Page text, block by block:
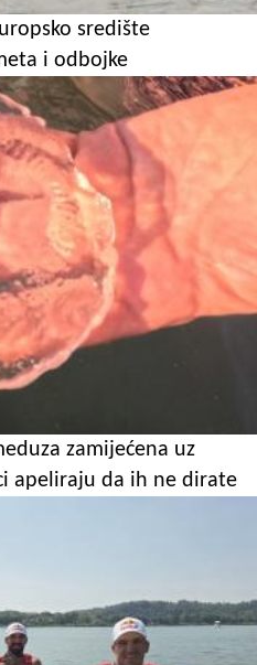
središte
i odbojke
zamijećena uz
apeliraju da ih ne dirate